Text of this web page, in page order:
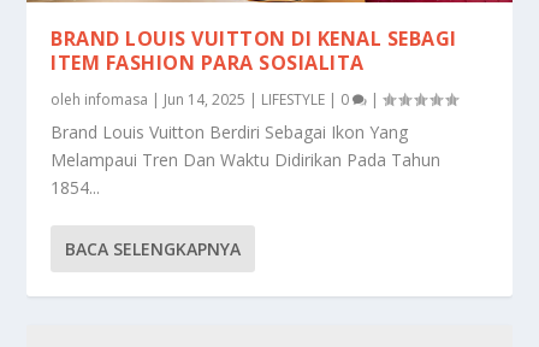
BRAND LOUIS VUITTON DI KENAL SEBAGI
ITEM FASHION PARA SOSIALITA
oleh infomasa | Jun 14, 2025 | LIFESTYLE | 0 |
Brand Louis Vuitton Berdiri Sebagai Ikon Yang
Melampaui Tren Dan Waktu Didirikan Pada Tahun
1854...
BACA SELENGKAPNYA